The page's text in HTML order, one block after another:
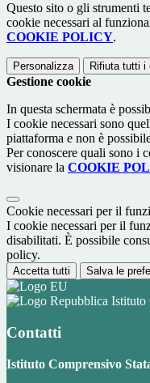
Questo sito o gli strumenti
cookie necessari al
COOKIE POLICY.
Personalizza Rifiuta tutti i
Gestione cookie
In questa schermata è
I cookie necessari sono
piattaforma e non è
Per conoscere quali sono i
visionare la COOKIE
Cookie necessari per il
I cookie necessari per il
disabilitati. È possibile
policy.
Accetta tutti Salva le
Istituto
Contatti
Istituto Comprensivo